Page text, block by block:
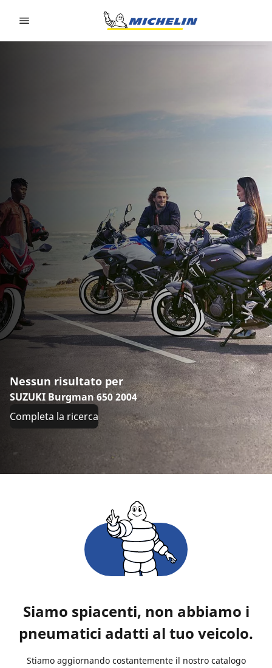
Nessun risultato per
SUZUKI Burgman 650 2004
Completa la ricerca
Siamo spiacenti, non abbiamo i
pneumatici adatti al tuo veicolo.
Stiamo aggiornando costantemente il nostro catalogo